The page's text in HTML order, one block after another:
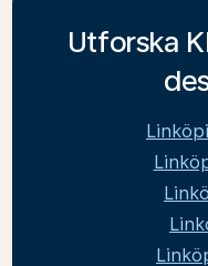
Utforska